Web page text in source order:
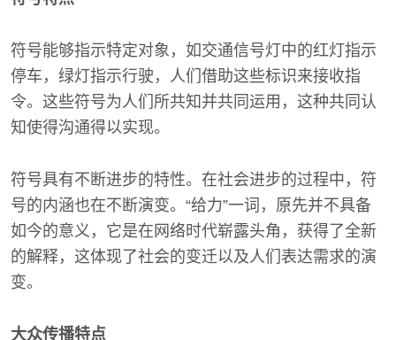
符号能够指示特定对象，如交通信号灯中的红灯指示
停车，绿灯指示行驶，人们借助这些标识来接收指
令。这些符号为人们所共知并共同运用，这种共同认
知使得沟通得以实现。
符号具有不断进步的特性。在社会进步的过程中，符
号的内涵也在不断演变。“给力”一词，原先并不具备
如今的意义，它是在网络时代崭露头角，获得了全新
的解释，这体现了社会的变迁以及人们表达需求的演
变。
大众传播特点